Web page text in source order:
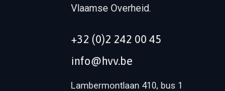
Vlaamse Overheid.
+32 (0)2 242 00 45
info@hvv.be
Lambermontlaan 410, bus 1